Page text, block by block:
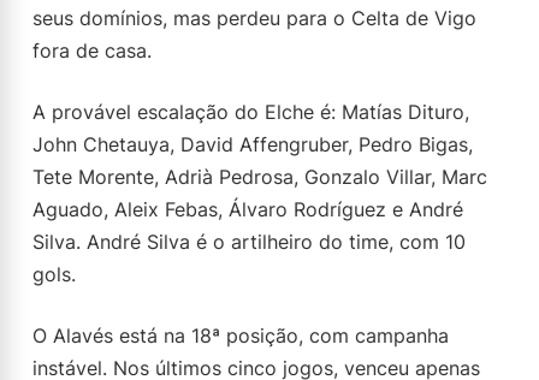
seus domínios, mas perdeu para o Celta de Vigo
fora de casa.
A provável escalação do Elche é: Matías Dituro,
John Chetauya, David Affengruber, Pedro Bigas,
Tete Morente, Adrià Pedrosa, Gonzalo Villar, Marc
Aguado, Aleix Febas, Álvaro Rodríguez e André
Silva. André Silva é o artilheiro do time, com 10
gols.
O Alavés está na 18ª posição, com campanha
instável. Nos últimos cinco jogos, venceu apenas